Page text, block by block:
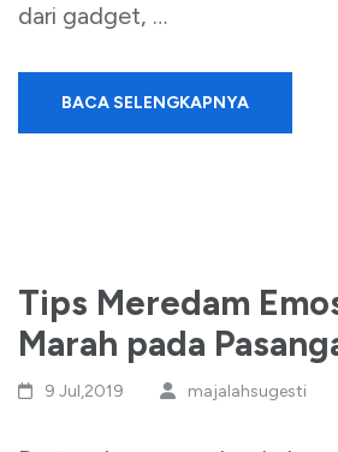
dari gadget, …
BACA SELENGKAPNYA
Tips Meredam
Marah pada
9 Jul,2019 majalahsugesti